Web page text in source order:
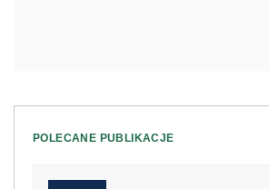
POLECANE PUBLIKACJE